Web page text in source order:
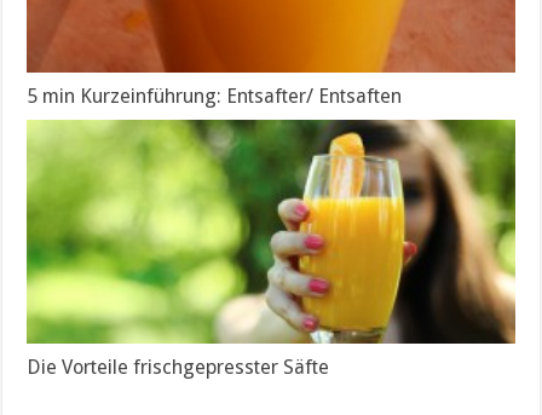
5 min Kurzeinführung: Entsafter/ Entsaften
Die Vorteile frischgepresster Säfte